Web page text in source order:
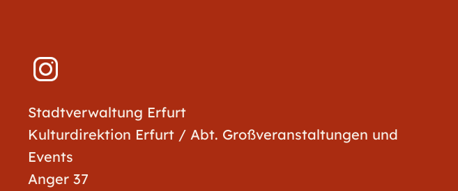
Stadtverwaltung Erfurt
Kulturdirektion Erfurt / Abt. Großveranstaltungen und
Events
Anger 37